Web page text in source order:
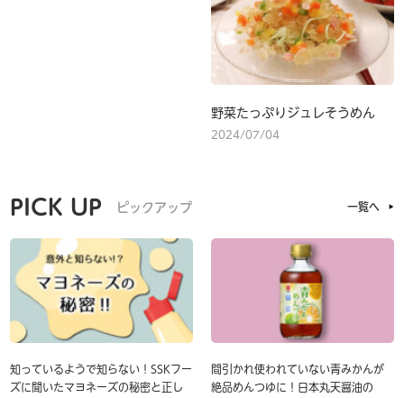
野菜たっぷりジュレそうめん
2024/07/04
PICK UP ピックアップ 一覧へ
知っているようで知らない！SSKフー
ズに聞いたマヨネーズの秘密と正し
間引かれ使われていない青みかんが
絶品めんつゆに！日本丸天醤油の